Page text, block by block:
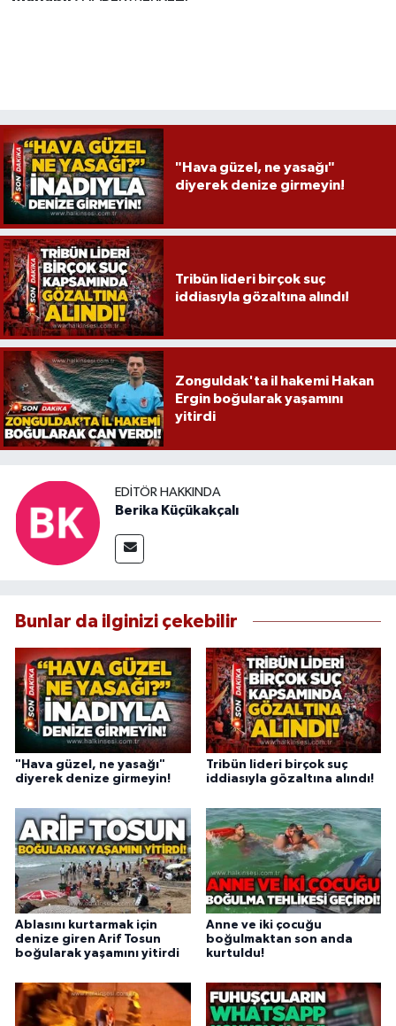
"Hava güzel, ne yasağı"
diyerek denize girmeyin!
Tribün lideri birçok suç
iddiasıyla gözaltına alındı!
Zonguldak'ta il hakemi Hakan
Ergin boğularak yaşamını
yitirdi
EDITÖR HAKKINDA
Berika Küçükakçalı
Bunlar da ilginizi çekebilir
"Hava güzel, ne yasağı"
diyerek denize girmeyin!
Tribün lideri birçok suç
iddiasıyla gözaltına alındı!
Ablasını kurtarmak için
denize giren Arif Tosun
boğularak yaşamını yitirdi
Anne ve iki çocuğu
boğulmaktan son anda
kurtuldu!